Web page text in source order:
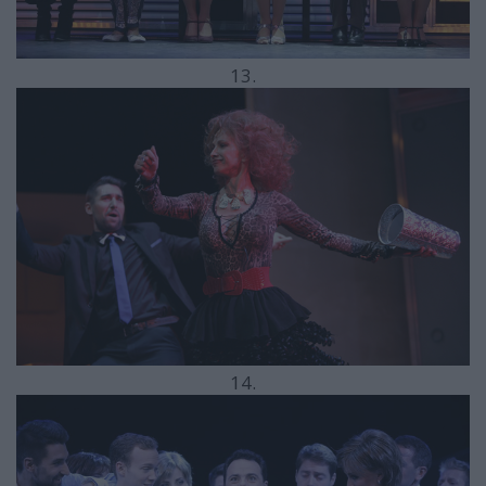
13.
14.